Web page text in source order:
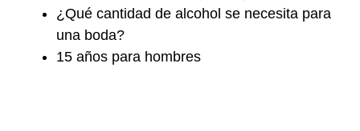
¿Qué cantidad de alcohol se necesita para
una boda?
15 años para hombres